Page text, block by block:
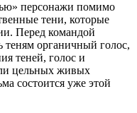
персонажи помимо
тени, которые
Перед командой
теням органичный голос,
теней, голос и
цельных живых
состоится уже этой